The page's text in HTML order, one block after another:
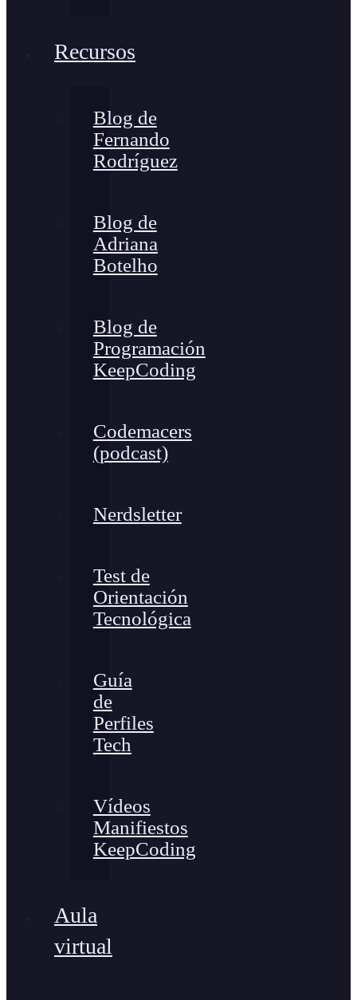
Recursos
Blog de
Fernando
Rodríguez
Blog de
Adriana
Botelho
Blog de
Programación
KeepCoding
Codemacers
(podcast)
Nerdsletter
Test de
Orientación
Tecnológica
Guía
de
Perfiles
Tech
Vídeos
Manifiestos
KeepCoding
Aula
virtual